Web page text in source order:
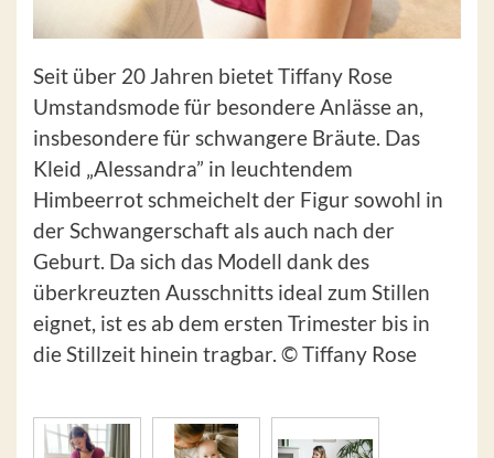
Seit über 20 Jahren bietet Tiffany Rose
Umstandsmode für besondere Anlässe an,
insbesondere für schwangere Bräute. Das
Kleid „Alessandra” in leuchtendem
Himbeerrot schmeichelt der Figur sowohl in
der Schwangerschaft als auch nach der
Geburt. Da sich das Modell dank des
überkreuzten Ausschnitts ideal zum Stillen
eignet, ist es ab dem ersten Trimester bis in
die Stillzeit hinein tragbar. © Tiffany Rose